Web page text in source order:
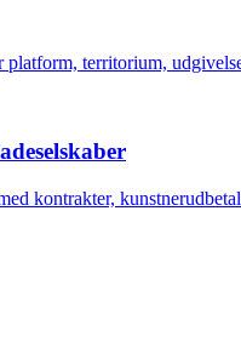
territorium,
kontrakter,